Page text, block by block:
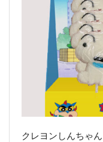
会社情報
お問い合わせ
プライバシーポリシー
クレヨンしんちゃ